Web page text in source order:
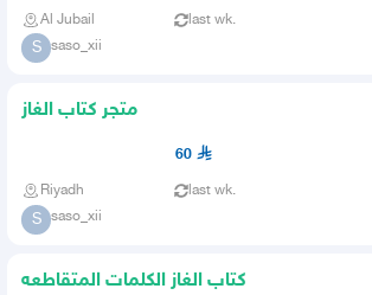
Al Jubail last wk.
S saso_xii
متجر كتاب الغاز
60
Riyadh last wk.
S saso_xii
كتاب الغاز الكلمات المتقاطعه